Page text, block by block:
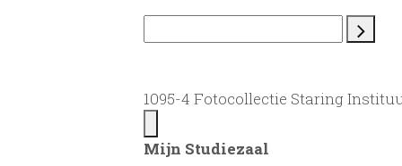
1095-4 Fotocollectie Staring
Mijn Studiezaal